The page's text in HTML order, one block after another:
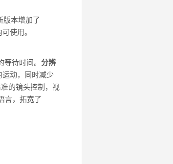
版本增加了
使用。
待时间。 分辨
动，同时减少
的镜头控制，视
言，拓宽了